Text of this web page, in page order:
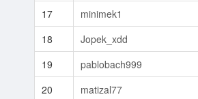
17
minimek1
18
Jopek_xdd
19
pablobach999
20
matizal77